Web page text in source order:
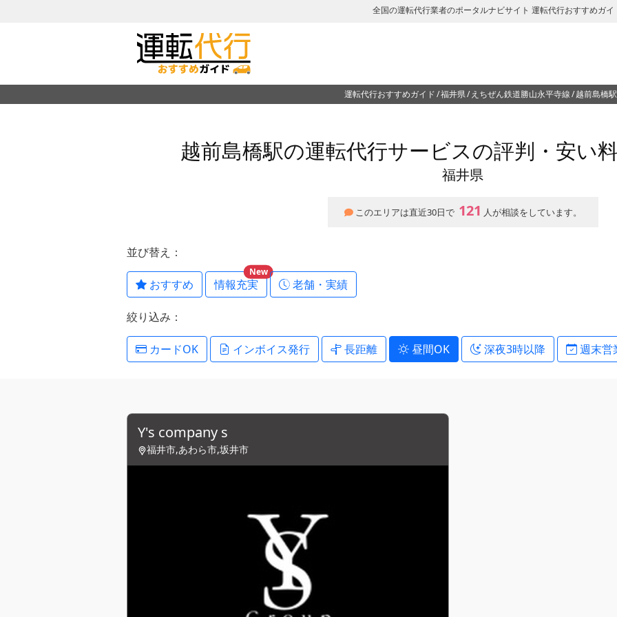
全国の運転代行業者のポータルナビサイト 運転代行おすすめガ
運転代行おすすめガイド 福井県 えちぜん鉄道勝山永平寺線 越前島橋
越前島橋駅の運転代行サービスの評判・安い
福井県
このエリアは直近30日で 121 人が相談をしています。
並び替え：
おすすめ 情報充実
New
老舗・実績
絞り込み：
カードOK インボイス発行 長距離 昼間OK 深夜3時以降 週末営
Y's company s
福井市,あわら市,坂井市